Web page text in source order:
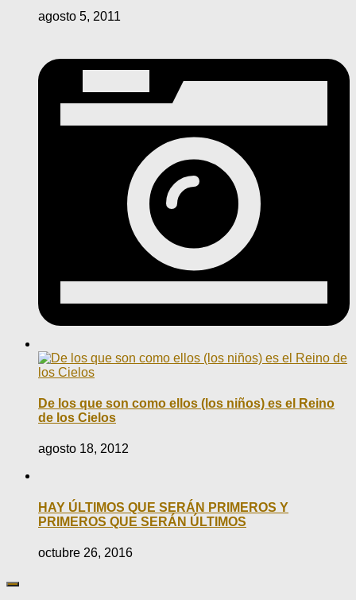
agosto 5, 2011
De los que son como ellos (los niños) es el Reino
de los Cielos
agosto 18, 2012
HAY ÚLTIMOS QUE SERÁN PRIMEROS Y
PRIMEROS QUE SERÁN ÚLTIMOS
octubre 26, 2016